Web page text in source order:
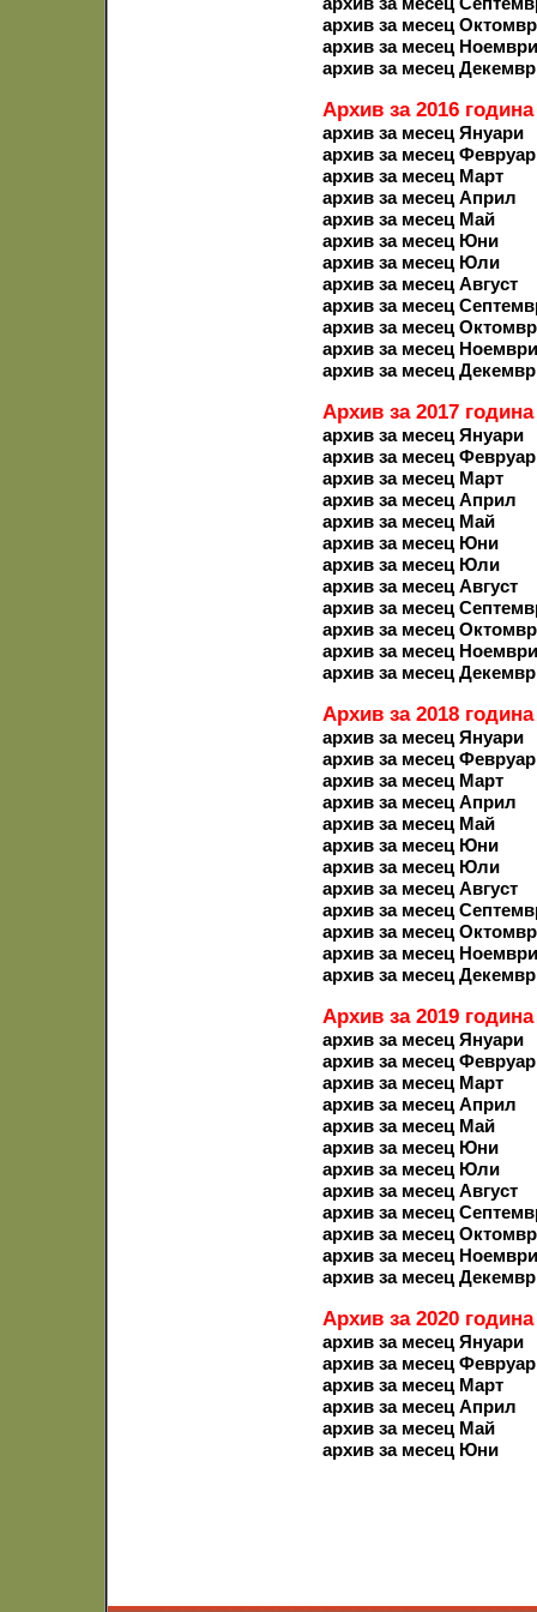
архив за месец
архив за месец Ноември
архив за месец
Архив за 2016 година
архив за месец Януари
архив за месец
архив за месец Март
архив за месец Април
архив за месец Май
архив за месец Юни
архив за месец Юли
архив за месец Август
архив за месец
архив за месец
архив за месец Ноември
архив за месец
Архив за 2017 година
архив за месец Януари
архив за месец
архив за месец Март
архив за месец Април
архив за месец Май
архив за месец Юни
архив за месец Юли
архив за месец Август
архив за месец
архив за месец
архив за месец Ноември
архив за месец
Архив за 2018 година
архив за месец Януари
архив за месец
архив за месец Март
архив за месец Април
архив за месец Май
архив за месец Юни
архив за месец Юли
архив за месец Август
архив за месец
архив за месец
архив за месец Ноември
архив за месец
Архив за 2019 година
архив за месец Януари
архив за месец
архив за месец Март
архив за месец Април
архив за месец Май
архив за месец Юни
архив за месец Юли
архив за месец Август
архив за месец
архив за месец
архив за месец Ноември
архив за месец
Архив за 2020 година
архив за месец Януари
архив за месец
архив за месец Март
архив за месец Април
архив за месец Май
архив за месец Юни